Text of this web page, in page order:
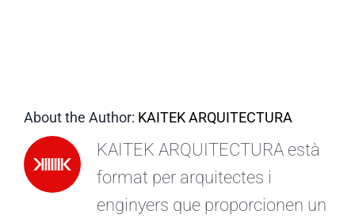
About the Author: KAITEK ARQUITECTURA
KAITEK ARQUITECTURA està
format per arquitectes i
enginyers que proporcionen un